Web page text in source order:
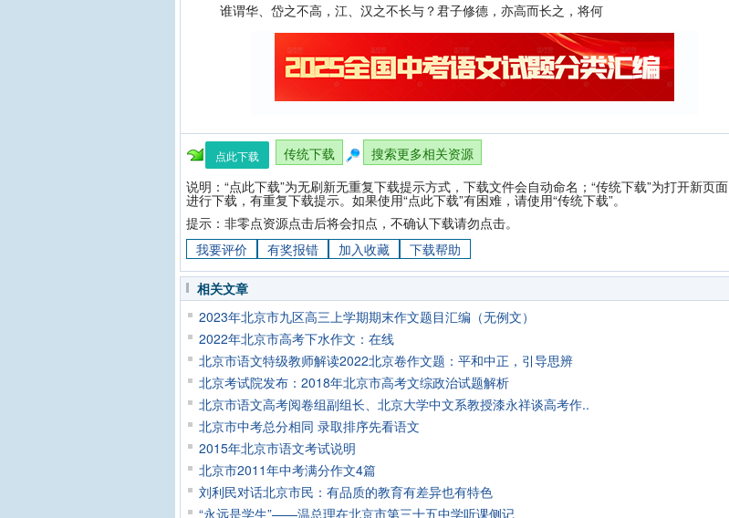
谁谓华、岱之不高，江、汉之不长与？君子修德，亦高而长之，将何
点此下载 传统下载
搜索更多相关资源
说明：“点此下载”为无刷新无重复下载提示方式，下载文件会自动命名；“传统下载”为打开新页面
进行下载，有重复下载提示。如果使用“点此下载”有困难，请使用“传统下载”。
提示：非零点资源点击后将会扣点，不确认下载请勿点击。
我要评价
有奖报错 加入收藏 下载帮助
相关文章
2023年北京市九区高三上学期期末作文题目汇编（无例文）
2022年北京市高考下水作文：在线
北京市语文特级教师解读2022北京卷作文题：平和中正，引导思辨
北京考试院发布：2018年北京市高考文综政治试题解析
北京市语文高考阅卷组副组长、北京大学中文系教授漆永祥谈高考作..
北京市中考总分相同 录取排序先看语文
2015年北京市语文考试说明
北京市2011年中考满分作文4篇
刘利民对话北京市民：有品质的教育有差异也有特色
“永远是学生”——温总理在北京市第三十五中学听课侧记